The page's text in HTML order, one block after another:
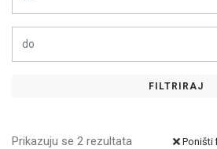
HA Company
HEMOFARM
FILTRIRAJ
Prikazuju se 2 rezultata Poništi